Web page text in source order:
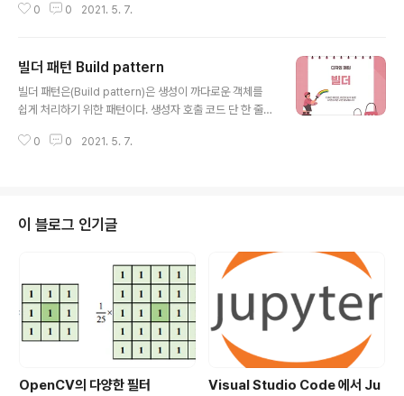
-smart-pointers-in-c C ++의 RAII 및 스마트 포인..
여 객체 생성을 간편하게 하는 것이다. 빌더 패턴에서 빌더
으로 처리할 수 있다. 2. 흐름식 인터페이스를 지원하려면
빌더 함수가 this 또는 *this를 리턴해야만 한다. 3. 사용
자에게 빌더 API의 사용을 강제하기 위해, 타겟 객체의 생
함수를 추가하여 생성된 객체를 리턴하게 한다. 4. 적절한
0 0 2021. 5. 7.
빌더 패턴 Build pattern
빌더 패턴은(Build pattern)은 생성이 까다로운 객체를
쉽게 처리하기 위한 패턴이다. 생성자 호출 코드 단 한 줄로
른 객체들의 조합으로 구성되거나, 상식적인 것을 벗어난
순하게 단어를 나타내는 항목 두 개("hello"와 "world")
를 html의 비 순차("") 리스트 ("") 태그로 출력해보자. 가
장 단순하게 구현한다면 다음과 같이 할 수 있다.​ string w
ords[] = {"hello", "world"}; osstringstream oss; o
ss
0 0 2021. 5. 7.
이 블로그 인기글
OpenCV의 다양한 필터
Visual Studio Code 에서 Ju